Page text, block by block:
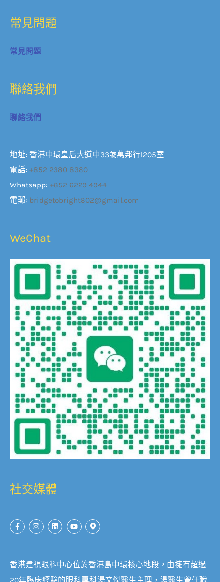
常見問題
常見問題
聯絡我們
聯絡我們
地址: 香港中環皇后大道中33號萬邦行1205室
電話: +852 2380 8380
Whatsapp: +852 6229 4944
電郵: bridgetobright802@gmail.com
WeChat
社交媒體
香港建視眼科中心位於香港島中環核心地段，由擁有超過
20年臨床經驗的眼科專科湯文傑醫生主理，湯醫生曾任職